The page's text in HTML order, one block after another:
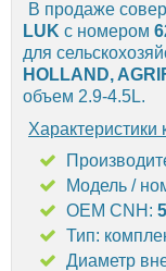
В продаже
LUK с номером
для
HOLLAND,
объем 2.9-4.5L.
Характеристики
Модель /
OEM CNH:
Тип:
Диаметр